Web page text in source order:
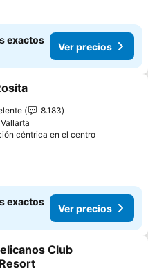
exactos
Ver precios
a favoritos
8.183
céntrica en el centroVer
exactos
Ver precios
a favoritos
Club